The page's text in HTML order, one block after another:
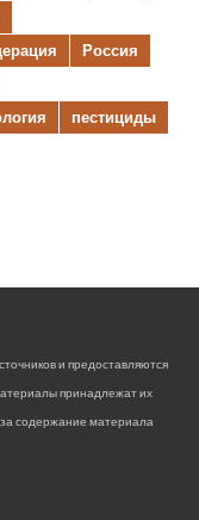
Россия
пестициды
и предоставляются
принадлежат их
содержание материала